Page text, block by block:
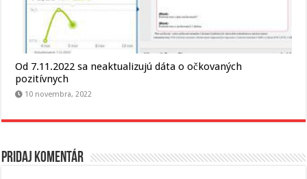
Od 7.11.2022 sa neaktualizujú dáta o očkovaných
pozitívnych
10 novembra, 2022
Pridaj komentár